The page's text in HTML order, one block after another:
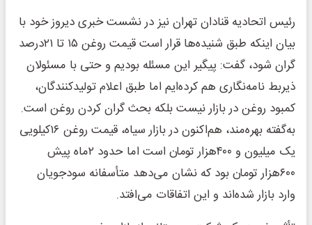
رئیس اتحادیه قنادان تهران نیز در نشست خبری دیروز خود با
بیان اینکه طبق شنیده‌ها قرار است قیمت روغن ۱۵ تا ۲۱درصد
گران شود، گفت: پیگیر این مسئله بودیم و حتی با مسئولان
ذیربط نامه‌نگاری هم کرده‌ایم اما طبق اعلام تولیدکنندگان،
کمبود روغن در بازار نیست بلکه بحث گران کردن روغن است.
به‌گفته بهره‌مند، هم‌اکنون در بازار سیاه، قیمت روغن ۱۶کیلویی
یک میلیون و ۴۰۰هزار تومان است اما حدود ۲‌ماه پیش
۶۰۰هزار تومان بود که نشان می‌دهد متأسفانه سودجویان
وارد بازار شده‌اند و این اتفاقات می‌افتد.